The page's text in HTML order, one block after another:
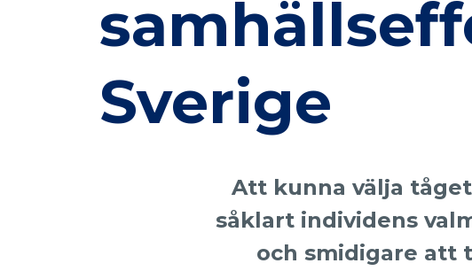
Sverige
Att kunna välja
såklart individens
och smidigare att